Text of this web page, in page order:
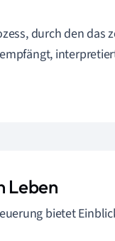
durch den das
Leben
bietet